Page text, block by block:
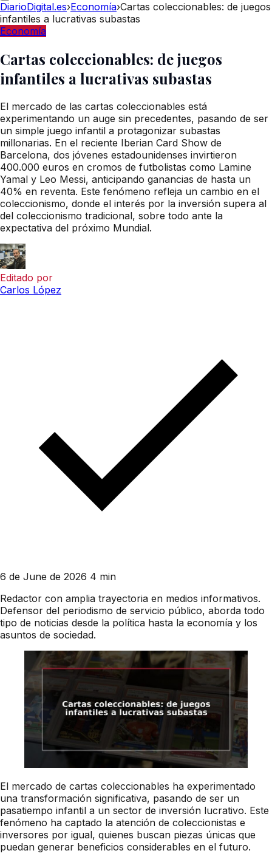
DiarioDigital.es›Economía›Cartas coleccionables: de juegos
infantiles a lucrativas subastas
Economía
Cartas coleccionables: de juegos
infantiles a lucrativas subastas
El mercado de las cartas coleccionables está
experimentando un auge sin precedentes, pasando de ser
un simple juego infantil a protagonizar subastas
millonarias. En el reciente Iberian Card Show de
Barcelona, dos jóvenes estadounidenses invirtieron
400.000 euros en cromos de futbolistas como Lamine
Yamal y Leo Messi, anticipando ganancias de hasta un
40% en reventa. Este fenómeno refleja un cambio en el
coleccionismo, donde el interés por la inversión supera al
del coleccionismo tradicional, sobre todo ante la
expectativa del próximo Mundial.
Editado por
Carlos López
6 de June de 2026 4 min
Redactor con amplia trayectoria en medios informativos.
Defensor del periodismo de servicio público, aborda todo
tipo de noticias desde la política hasta la economía y los
asuntos de sociedad.
El mercado de cartas coleccionables ha experimentado
una transformación significativa, pasando de ser un
pasatiempo infantil a un sector de inversión lucrativo. Este
fenómeno ha captado la atención de coleccionistas e
inversores por igual, quienes buscan piezas únicas que
puedan generar beneficios considerables en el futuro.